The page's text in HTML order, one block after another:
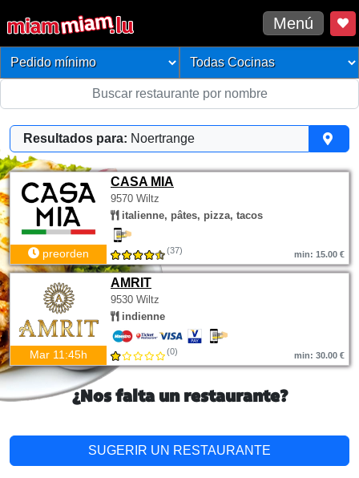
Menú
Resultados para: Noertrange
CASA MIA
9570 Wiltz
italienne, pâtes, pizza, tacos
preorden (37) min: 15.00 €
AMRIT
9530 Wiltz
indienne
Mar 11:45h (0) min: 30.00 €
¿Nos falta un restaurante?
SUGERIR UN RESTAURANTE